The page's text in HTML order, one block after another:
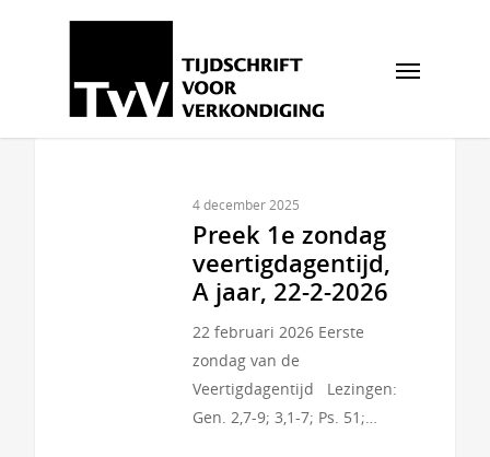
4 december 2025
Preek 1e zondag
veertigdagentijd,
A jaar, 22-2-2026
22 februari 2026 Eerste
zondag van de
Veertigdagentijd Lezingen:
Gen. 2,7-9; 3,1-7; Ps. 51;…